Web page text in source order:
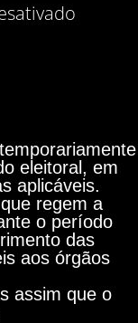
eleitoral, em
aplicáveis.
regem a
o período
das
aos órgãos
assim que o